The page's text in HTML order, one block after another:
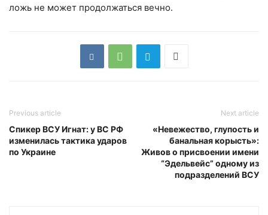
ложь не может продолжаться вечно.
Previous article
Спикер ВСУ Игнат: у ВС РФ
изменилась тактика ударов
по Украине
Next article
«Невежество, глупость и
банальная корысть»:
Живов о присвоении имени
“Эдельвейс” одному из
подразделений ВСУ